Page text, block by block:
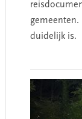
gemeenten.
duidelijk is.